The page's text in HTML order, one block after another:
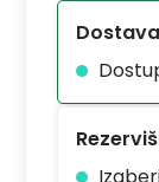
Dostava